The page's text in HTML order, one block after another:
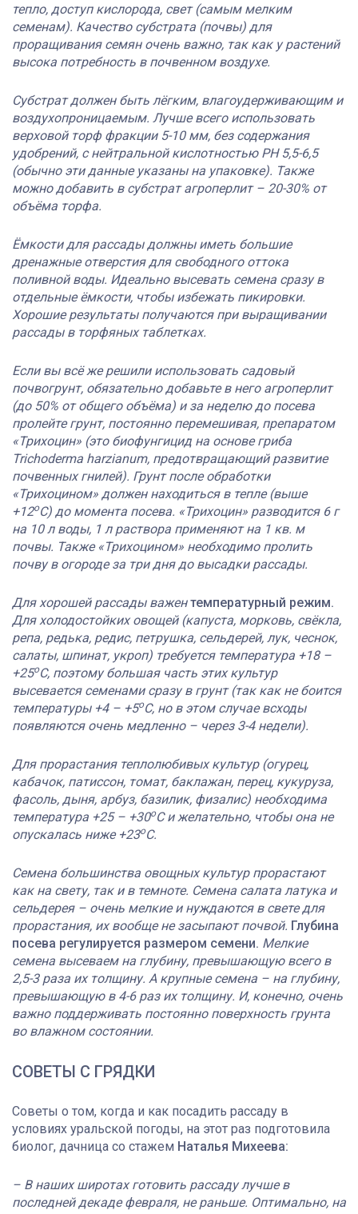
тепло, доступ кислорода, свет (самым мелким
семенам). Качество субстрата (почвы) для
проращивания семян очень важно, так как у растений
высока потребность в почвенном воздухе.
Субстрат должен быть лёгким, влагоудерживающим и
воздухопроницаемым. Лучше всего использовать
верховой торф фракции 5-10 мм, без содержания
удобрений, с нейтральной кислотностью РН 5,5-6,5
(обычно эти данные указаны на упаковке). Также
можно добавить в субстрат агроперлит – 20-30% от
объёма торфа.
Ёмкости для рассады должны иметь большие
дренажные отверстия для свободного оттока
поливной воды. Идеально высевать семена сразу в
отдельные ёмкости, чтобы избежать пикировки.
Хорошие результаты получаются при выращивании
рассады в торфяных таблетках.
Если вы всё же решили использовать садовый
почвогрунт, обязательно добавьте в него агроперлит
(до 50% от общего объёма) и за неделю до посева
пролейте грунт, постоянно перемешивая, препаратом
«Трихоцин» (это биофунгицид на основе гриба
Trichoderma harzianum, предотвращающий развитие
почвенных гнилей). Грунт после обработки
«Трихоцином» должен находиться в тепле (выше
+12оС) до момента посева. «Трихоцин» разводится 6 г
на 10 л воды, 1 л раствора применяют на 1 кв. м
почвы. Также «Трихоцином» необходимо пролить
почву в огороде за три дня до высадки рассады.
Для хорошей рассады важентемпературный режим.
Для холодостойких овощей (капуста, морковь, свёкла,
репа, редька, редис, петрушка, сельдерей, лук, чеснок,
салаты, шпинат, укроп) требуется температура +18 –
+25оС, поэтому большая часть этих культур
высевается семенами сразу в грунт (так как не боится
температуры +4 – +5оС, но в этом случае всходы
появляются очень медленно – через 3-4 недели).
Для прорастания теплолюбивых культур (огурец,
кабачок, патиссон, томат, баклажан, перец, кукуруза,
фасоль, дыня, арбуз, базилик, физалис) необходима
температура +25 – +30оС и желательно, чтобы она не
опускалась ниже +23оС.
Семена большинства овощных культур прорастают
как на свету, так и в темноте. Семена салата латука и
сельдерея – очень мелкие и нуждаются в свете для
прорастания, их вообще не засыпают почвой. Глубина
посева регулируется размером семени. Мелкие
семена высеваем на глубину, превышающую всего в
2,5-3 раза их толщину. А крупные семена – на глубину,
превышающую в 4-6 раз их толщину. И, конечно, очень
важно поддерживать постоянно поверхность грунта
во влажном состоянии.
СОВЕТЫ С ГРЯДКИ
Советы о том, когда и как посадить рассаду в
условиях уральской погоды, на этот раз подготовила
биолог, дачница со стажем Наталья Михеева:
– В наших широтах готовить рассаду лучше в
последней декаде февраля, не раньше. Оптимально, на